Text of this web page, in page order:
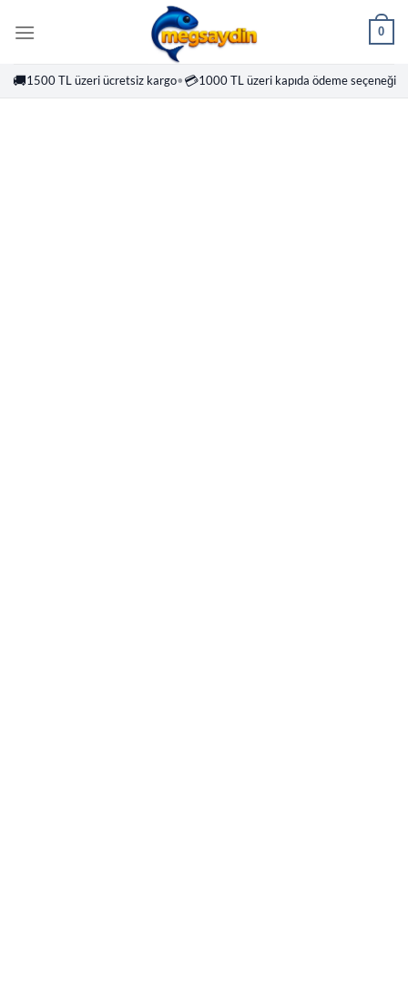
atla
0
🚚1500 TL üzeri ücretsiz kargo•💳1000 TL üzeri kapıda ödeme seçeneği